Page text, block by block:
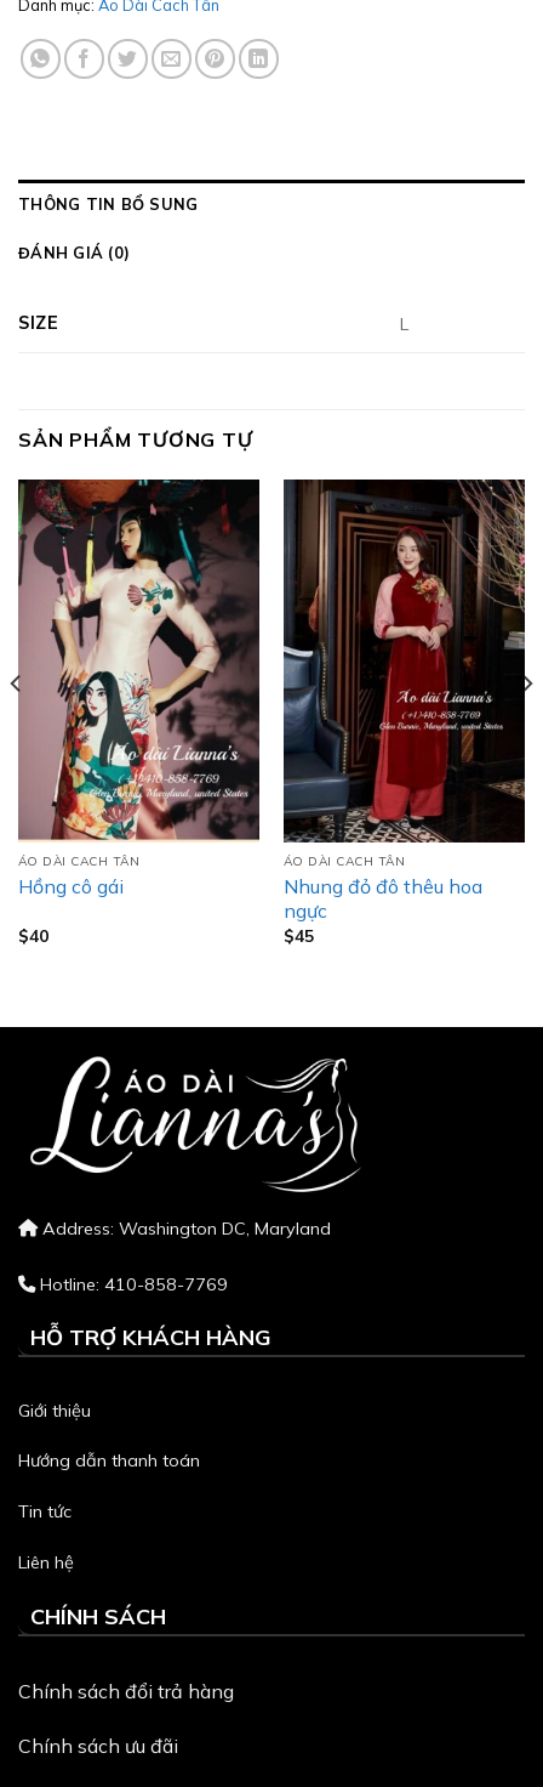
Danh mục: Áo Dài Cach Tân
THÔNG TIN BỔ SUNG
ĐÁNH GIÁ (0)
SIZE L
SẢN PHẨM TƯƠNG TỰ
ÁO DÀI CACH TÂN
Hồng cô gái
$40
ÁO DÀI CACH TÂN
Nhung đỏ đô thêu hoa
ngực
$45
Address: Washington DC, Maryland
Hotline: 410-858-7769
HỖ TRỢ KHÁCH HÀNG
Giới thiệu
Hướng dẫn thanh toán
Tin tức
Liên hệ
CHÍNH SÁCH
Chính sách đổi trả hàng
Chính sách ưu đãi